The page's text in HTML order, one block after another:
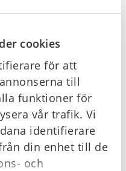
cookies
för att
till
funktioner för
vår trafik. Vi
identifierare
din enhet till de
och
…
Slut i lager